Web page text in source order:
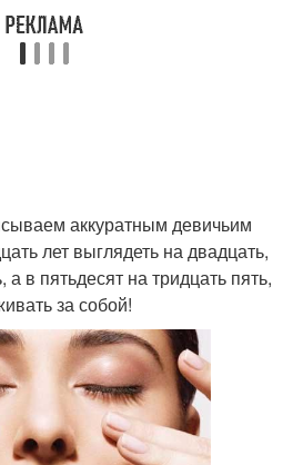
аккуратным девичьим
лет выглядеть на двадцать,
а в пятьдесят на тридцать пять,
за собой!